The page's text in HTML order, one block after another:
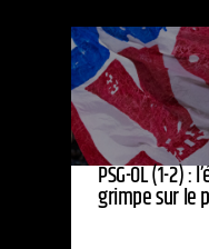
PSG-OL (1-2) :
grimpe sur le